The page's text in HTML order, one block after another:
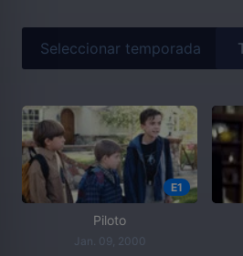
Seleccionar temporada
E1
Piloto
Jan. 09, 2000